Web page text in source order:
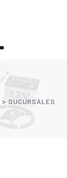
> SUCURSALES